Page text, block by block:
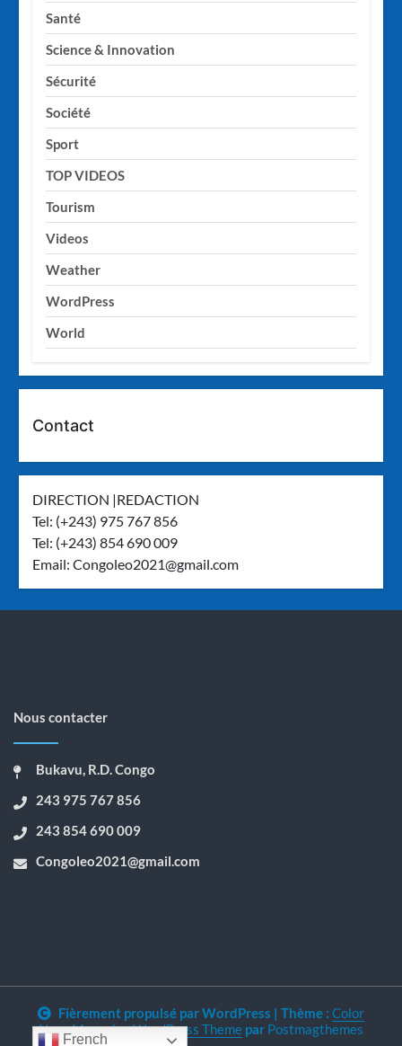
Santé
Science & Innovation
Sécurité
Société
Sport
TOP VIDEOS
Tourism
Videos
Weather
WordPress
World
Contact
DIRECTION |REDACTION
Tel: (+243) 975 767 856
Tel: (+243) 854 690 009
Email:Congoleo2021@gmail.com
Nous contacter
Bukavu, R.D. Congo
243 975 767 856
243 854 690 009
Congoleo2021@gmail.com
Fièrement propulsé par WordPress | Thème : Color
NewsMagazine WordPress Theme par Postmagthemes
French